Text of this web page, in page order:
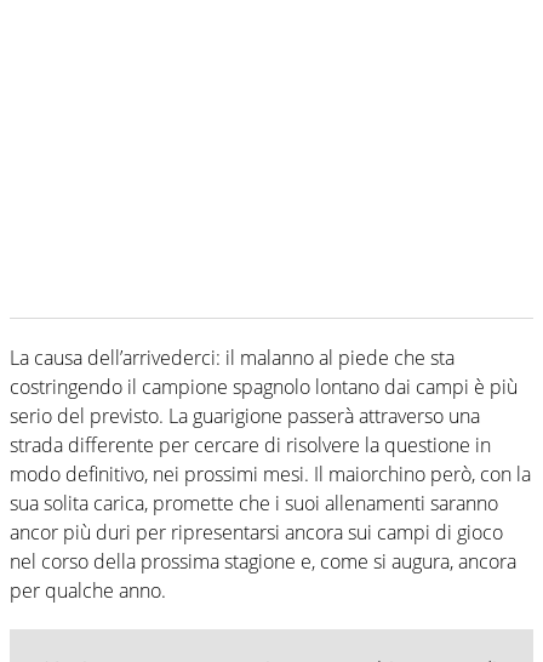
La causa dell’arrivederci: il malanno al piede che sta
costringendo il campione spagnolo lontano dai campi è più
serio del previsto. La guarigione passerà attraverso una
strada differente per cercare di risolvere la questione in
modo definitivo, nei prossimi mesi. Il maiorchino però, con la
sua solita carica, promette che i suoi allenamenti saranno
ancor più duri per ripresentarsi ancora sui campi di gioco
nel corso della prossima stagione e, come si augura, ancora
per qualche anno.